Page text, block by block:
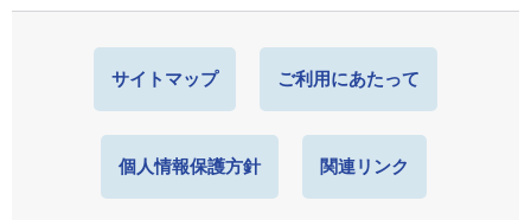
サイトマップ ご利用にあたって
個人情報保護方針 関連リンク